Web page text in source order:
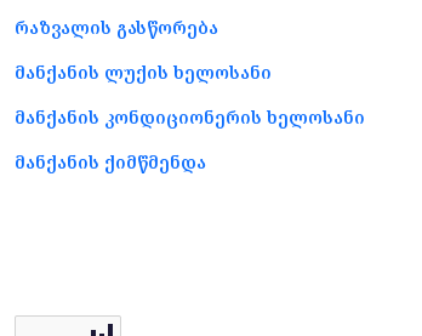
რაზვალის გასწორება
მანქანის ლუქის ხელოსანი
მანქანის კონდიციონერის ხელოსანი
მანქანის ქიმწმენდა